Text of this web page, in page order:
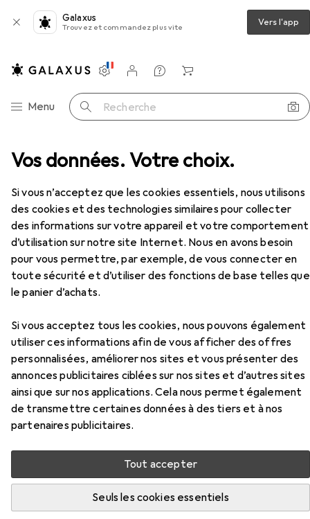
Vos données. Votre choix.
Si vous n’acceptez que les cookies essentiels, nous utilisons
des cookies et des technologies similaires pour collecter
des informations sur votre appareil et votre comportement
d’utilisation sur notre site Internet. Nous en avons besoin
pour vous permettre, par exemple, de vous connecter en
toute sécurité et d’utiliser des fonctions de base telles que
le panier d’achats.
Si vous acceptez tous les cookies, nous pouvons également
utiliser ces informations afin de vous afficher des offres
personnalisées, améliorer nos sites et vous présenter des
annonces publicitaires ciblées sur nos sites et d’autres sites
ainsi que sur nos applications. Cela nous permet également
de transmettre certaines données à des tiers et à nos
partenaires publicitaires.
Tout accepter
Seuls les cookies essentiels
Galaxus
Trouvez et commandez plus vite Vers l'app
Navigation par catégorie
Menu Recherche
Paramètres
Compte client
Listes de comparaison
Listes d'envies
Panier
MP3 + appareil audio portable Lenco Xemio 861
EUR
70,69
LencoXemio 861
8 Go
Accessoires pour Lenco Xemio
861
Ici, vous trouverez des accessoires compatibles avec le
produit Lenco Xemio 861 de la catégorie Carte mémoire.
Pertinence
Liste des produits
Carte mémoire